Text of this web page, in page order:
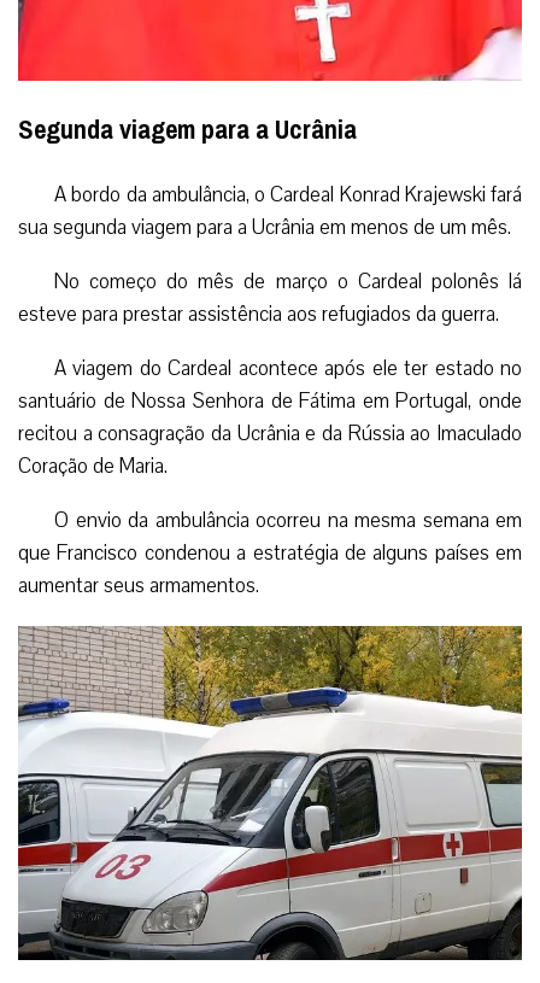
Segunda viagem para a Ucrânia
A bordo da ambulância, o Cardeal Konrad Krajewski fará
sua segunda viagem para a Ucrânia em menos de um mês.
No começo do mês de março o Cardeal polonês lá
esteve para prestar assistência aos refugiados da guerra.
A viagem do Cardeal acontece após ele ter estado no
santuário de Nossa Senhora de Fátima em Portugal, onde
recitou a consagração da Ucrânia e da Rússia ao Imaculado
Coração de Maria.
O envio da ambulância ocorreu na mesma semana em
que Francisco condenou a estratégia de alguns países em
aumentar seus armamentos.